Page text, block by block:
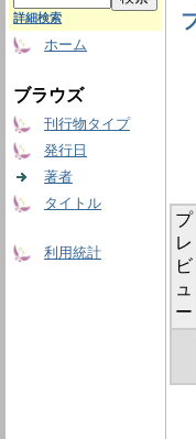
詳細検索
ホーム
ブラウズ
刊行物タイプ
発行日
著者
タイトル
利用統計
プ
レ
ビ
ュ
ー